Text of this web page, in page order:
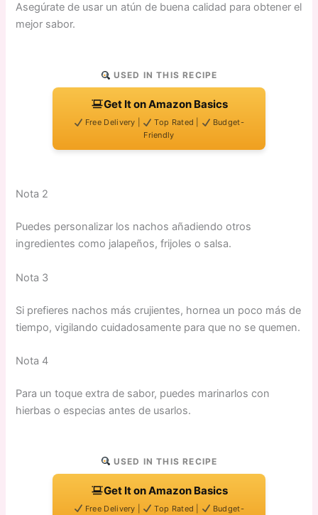
Asegúrate de usar un atún de buena calidad para obtener el
mejor sabor.
USED IN THIS RECIPE
Get It on Amazon Basics
Free Delivery | Top Rated |
Budget-
Friendly
Nota 2
Puedes personalizar los nachos añadiendo otros
ingredientes como jalapeños, frijoles o salsa.
Nota 3
Si prefieres nachos más crujientes, hornea un poco más de
tiempo, vigilando cuidadosamente para que no se quemen.
Nota 4
Para un toque extra de sabor, puedes marinarlos con
hierbas o especias antes de usarlos.
USED IN THIS RECIPE
Get It on Amazon Basics
Free Delivery | Top Rated |
Budget-